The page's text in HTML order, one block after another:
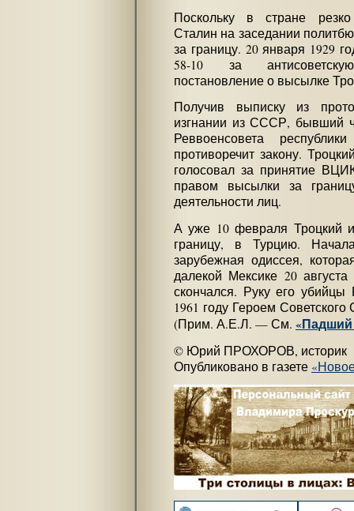
Поскольку в стране резко
Сталин на заседании
за границу. 20 января 1929
58-10 за
постановление о высылке
Получив выписку из
изгнании из СССР, бывший
Реввоенсовета
противоречит закону.
голосовал за принятие
правом высылки за
деятельности лиц.
А уже 10 февраля Троцкий
границу, в Турцию.
зарубежная одиссея,
далекой Мексике 20
скончался. Руку его
1961 году Героем
(Прим. А.Е.Л. — См. «Падший
© Юрий ПРОХОРОВ, историк
Опубликовано в газете